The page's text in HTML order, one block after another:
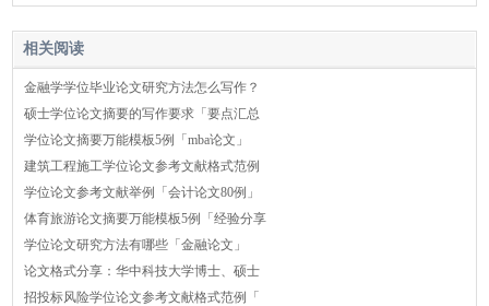
相关阅读
金融学学位毕业论文研究方法怎么写作？
硕士学位论文摘要的写作要求「要点汇总
学位论文摘要万能模板5例「mba论文」
建筑工程施工学位论文参考文献格式范例
学位论文参考文献举例「会计论文80例」
体育旅游论文摘要万能模板5例「经验分享
学位论文研究方法有哪些「金融论文」
论文格式分享：华中科技大学博士、硕士
招投标风险学位论文参考文献格式范例「